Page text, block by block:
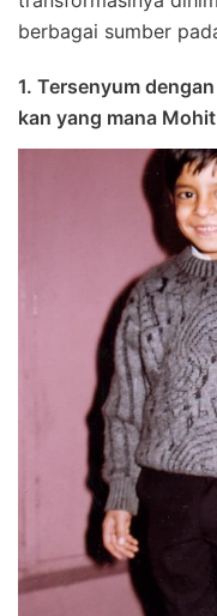
berbagai sumber
1. Tersenyum
kan yang mana